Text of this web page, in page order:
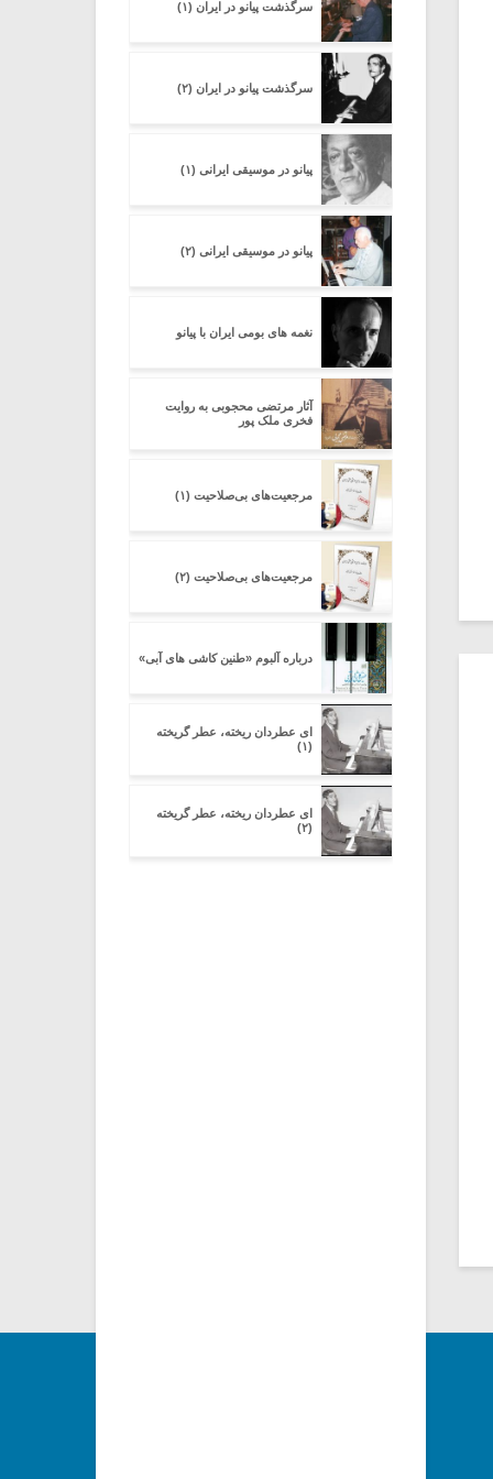
سرگذشت پیانو در ایران (۱)
سرگذشت پیانو در ایران (۲)
پیانو در موسیقی ایرانی (۱)
پیانو در موسیقی ایرانی (۲)
نغمه های بومی ایران با پیانو
آثار مرتضی محجوبی به روایت
فخری ملک پور
مرجعیت‌های بی‌صلاحیت (۱)
مرجعیت‌های بی‌صلاحیت (۲)
درباره آلبوم «طنین کاشی های آبی»
ای عطردان ریخته، عطر گریخته
(۱)
ای عطردان ریخته، عطر گریخته
(۲)